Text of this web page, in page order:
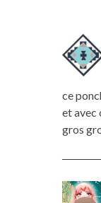
ce
et avec
gros